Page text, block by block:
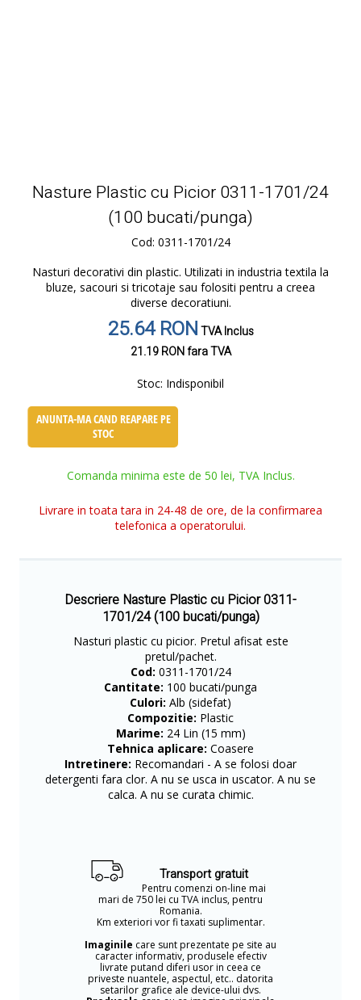
Nasture Plastic cu Picior 0311-1701/24
(100 bucati/punga)
Cod: 0311-1701/24
Nasturi decorativi din plastic. Utilizati in industria textila la
bluze, sacouri si tricotaje sau folositi pentru a creea
diverse decoratiuni.
25.64 RONTVA Inclus
21.19 RONfara TVA
Stoc: Indisponibil
ANUNTA-MA CAND REAPARE PE
STOC
Comanda minima este de 50 lei, TVA Inclus.
Livrare in toata tara in 24-48 de ore, de la confirmarea
telefonica a operatorului.
Descriere Nasture Plastic cu Picior 0311-
1701/24 (100 bucati/punga)
Nasturi plastic cu picior. Pretul afisat este
pretul/pachet.
Cod: 0311-1701/24
Cantitate: 100 bucati/punga
Culori: Alb (sidefat)
Compozitie: Plastic
Marime: 24 Lin (15 mm)
Tehnica aplicare: Coasere
Intretinere: Recomandari - A se folosi doar
detergenti fara clor. A nu se usca in uscator. A nu se
calca. A nu se curata chimic.
Transport gratuit
Pentru comenzi on-line mai
mari de 750 lei cu TVA inclus, pentru
Romania.
Km exteriori vor fi taxati suplimentar.
Imaginile care sunt prezentate pe site au
caracter informativ, produsele efectiv
livrate putand diferi usor in ceea ce
priveste nuantele, aspectul, etc.. datorita
setarilor grafice ale device-ului dvs.